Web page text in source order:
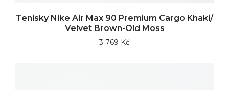
Tenisky Nike Air Max 90 Premium Cargo Khaki/
Velvet Brown-Old Moss
3 769 Kč